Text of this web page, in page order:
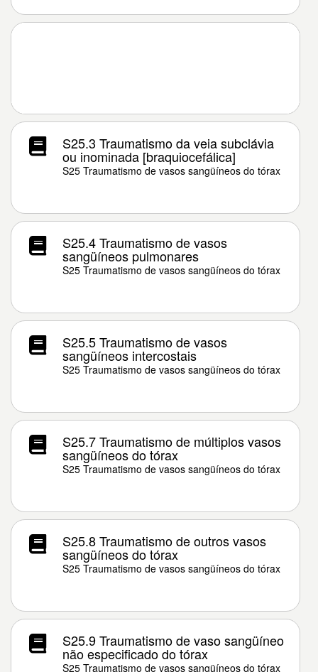
S25.3 Traumatismo da veia subclávia
ou inominada [braquiocefálica]
S25 Traumatismo de vasos sangüíneos do tórax
S25.4 Traumatismo de vasos
sangüíneos pulmonares
S25 Traumatismo de vasos sangüíneos do tórax
S25.5 Traumatismo de vasos
sangüíneos intercostais
S25 Traumatismo de vasos sangüíneos do tórax
S25.7 Traumatismo de múltiplos vasos
sangüíneos do tórax
S25 Traumatismo de vasos sangüíneos do tórax
S25.8 Traumatismo de outros vasos
sangüíneos do tórax
S25 Traumatismo de vasos sangüíneos do tórax
S25.9 Traumatismo de vaso sangüíneo
não especificado do tórax
S25 Traumatismo de vasos sangüíneos do tórax